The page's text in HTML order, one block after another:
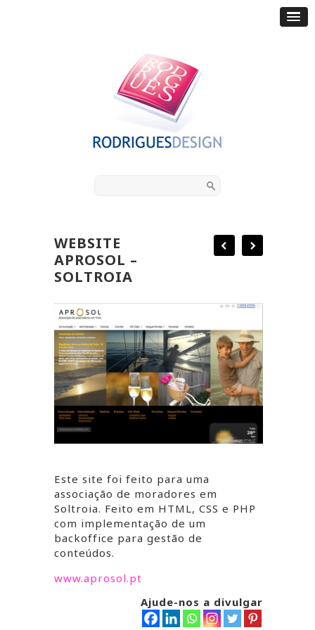
WEBSITE
APROSOL –
SOLTROIA
Este site foi feito para uma
associação de moradores em
Soltroia. Feito em HTML, CSS e PHP
com implementação de um
backoffice para gestão de
conteúdos.
www.aprosol.pt
Ajude-nos a divulgar